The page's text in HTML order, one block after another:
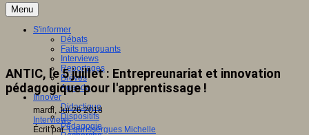
Menu
S'informer
Débats
Faits marquants
Interviews
Reportages
Brèves
Agenda
Innover
Didactique
Dispositifs
Pédagogie
ANTIC, le 5 juillet : Entrepreunariat et innovation
pédagogique pour l'apprentissage !
mardi, Jui 26 2018
Interviews
Écrit parLaurissergues Michelle